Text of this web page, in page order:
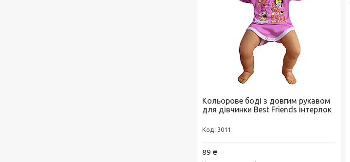
Кольорове боді з довгим рукавом
для дівчинки Best Friends інтерлок
3011
89 ₴